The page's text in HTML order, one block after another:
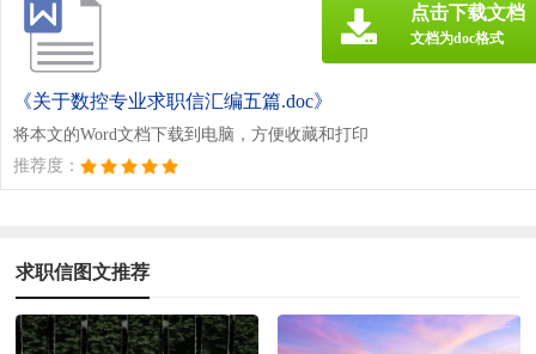
《关于数控专业求职信汇编五篇.doc》
将本文的Word文档下载到电脑，方便收藏和打印
推荐度：
点击下载文档
文档为doc格式
求职信图文推荐